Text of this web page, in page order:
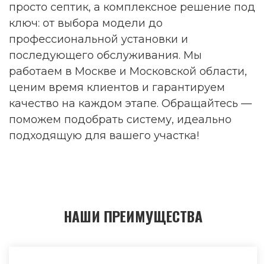
просто септик, а комплексное решение под
ключ: от выбора модели до
профессиональной установки и
последующего обслуживания. Мы
работаем в Москве и Московской области,
ценим время клиентов и гарантируем
качество на каждом этапе. Обращайтесь —
поможем подобрать систему, идеально
подходящую для вашего участка!
НАШИ ПРЕИМУЩЕСТВА